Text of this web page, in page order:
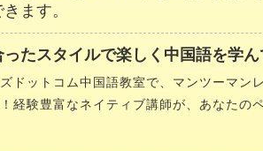
ます。
たスタイルで楽しく中国語を学
ドットコム中国語教室で、マンツーマン
経験豊富なネイティブ講師が、あなたの